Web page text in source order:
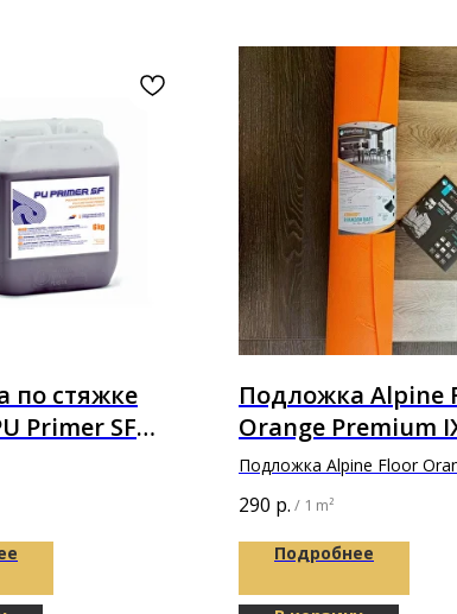
по стяжке
Primer SF
Подложка Alpine
Orange Premium
толщине 1,5мм
Подложка Alpine Floor
290 р. / 1 m²
Подробнее